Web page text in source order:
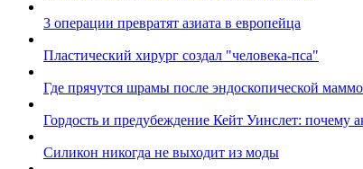
3 операции превратят азиата в европейца
Пластический хирург создал "человека-пса"
Где прячутся шрамы после эндоскопической
Гордость и предубеждение Кейт Уинслет: почему
Силикон никогда не выходит из моды